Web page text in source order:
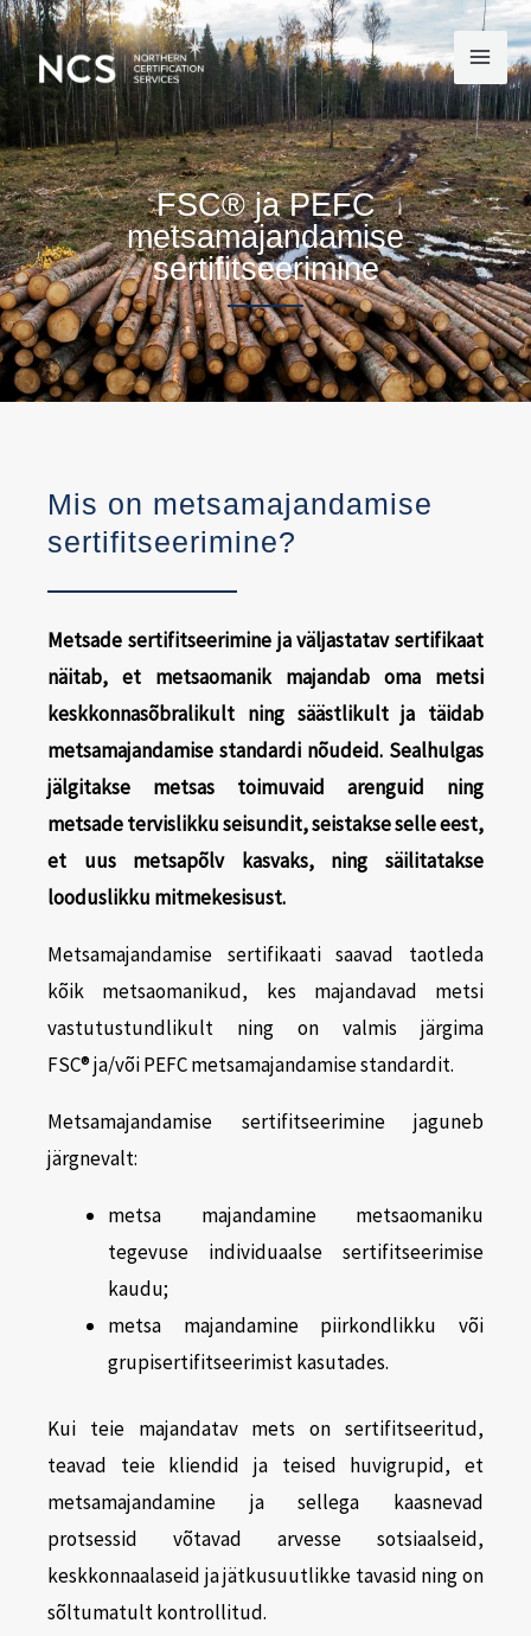
Skip
to
content
FSC® ja PEFC
metsamajandamise
sertifitseerimine
Mis on metsamajandamise
sertifitseerimine?
Metsade sertifitseerimine ja väljastatav sertifikaat
näitab, et metsaomanik majandab oma metsi
keskkonnasõbralikult ning säästlikult ja täidab
metsamajandamise standardi nõudeid. Sealhulgas
jälgitakse metsas toimuvaid arenguid ning
metsade tervislikku seisundit, seistakse selle eest,
et uus metsapõlv kasvaks, ning säilitatakse
looduslikku mitmekesisust.
Metsamajandamise sertifikaati saavad taotleda
kõik metsaomanikud, kes majandavad metsi
vastutustundlikult ning on valmis järgima
FSC® ja/või PEFC metsamajandamise standardit.
Metsamajandamise sertifitseerimine jaguneb
järgnevalt:
metsa majandamine metsaomaniku
tegevuse individuaalse sertifitseerimise
kaudu;
metsa majandamine piirkondlikku või
grupisertifitseerimist kasutades.
Kui teie majandatav mets on sertifitseeritud,
teavad teie kliendid ja teised huvigrupid, et
metsamajandamine ja sellega kaasnevad
protsessid võtavad arvesse sotsiaalseid,
keskkonnaalaseid ja jätkusuutlikke tavasid ning on
sõltumatult kontrollitud.